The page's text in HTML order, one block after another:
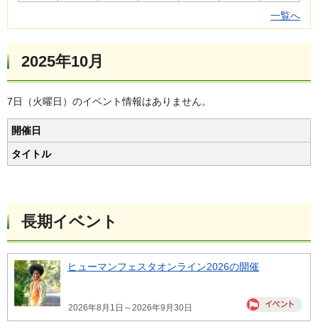
一覧へ
2025年10月
7日（火曜日）のイベント情報はありません。
開催日
タイトル
長期イベント
ヒューマンフェスタオンライン2026の開催
2026年8月1日～2026年9月30日